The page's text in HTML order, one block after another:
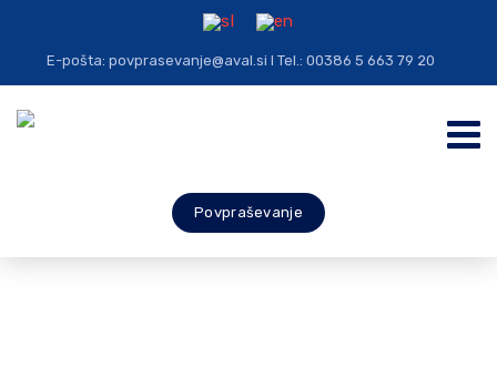
E-pošta: povprasevanje@aval.si I Tel.: 00386 5 663 79 20
Povpraševanje